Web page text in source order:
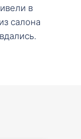
в
салона